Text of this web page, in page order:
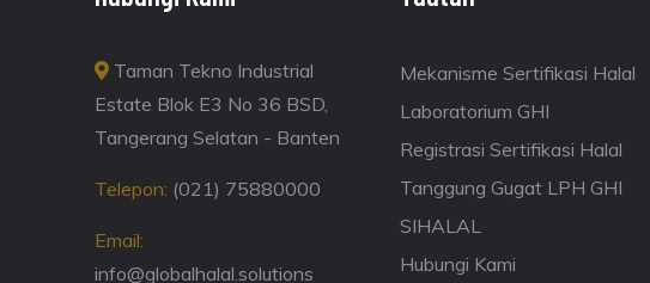
Taman Tekno Industrial
Estate Blok E3 No 36 BSD,
Tangerang Selatan - Banten
Telepon: (021) 75880000
Email:
info@globalhalal.solutions
Mekanisme Sertifikasi Halal
Laboratorium GHI
Registrasi Sertifikasi Halal
Tanggung Gugat LPH GHI
SIHALAL
Hubungi Kami